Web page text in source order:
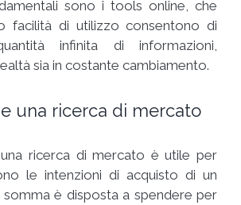
sono i tools online, che
facilità di utilizzo consentono di
infinita di informazioni,
sia in costante cambiamento.
una ricerca di mercato
ricerca di mercato è utile per
le intenzioni di acquisto di un
è disposta a spendere per